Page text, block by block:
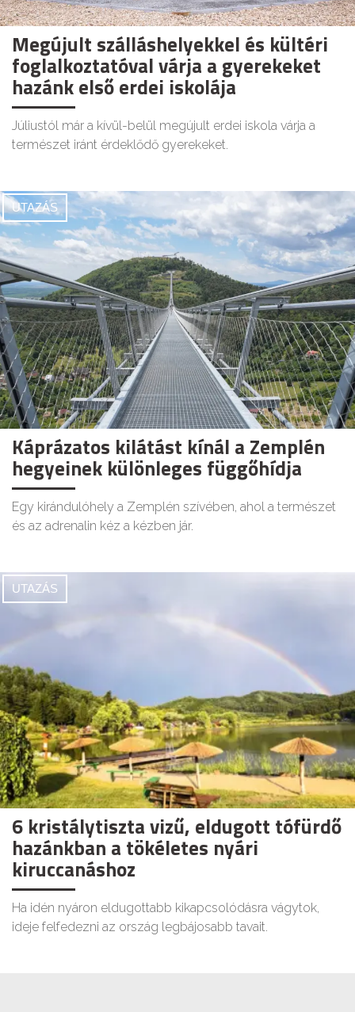
Megújult szálláshelyekkel és kültéri
foglalkoztatóval várja a gyerekeket
hazánk első erdei iskolája
Júliustól már a kívül-belül megújult erdei iskola várja a
természet iránt érdeklődő gyerekeket.
UTAZÁS
Káprázatos kilátást kínál a Zemplén
hegyeinek különleges függőhídja
Egy kirándulóhely a Zemplén szívében, ahol a természet
és az adrenalin kéz a kézben jár.
UTAZÁS
6 kristálytiszta vizű, eldugott tófürdő
hazánkban a tökéletes nyári
kiruccanáshoz
Ha idén nyáron eldugottabb kikapcsolódásra vágytok,
ideje felfedezni az ország legbájosabb tavait.